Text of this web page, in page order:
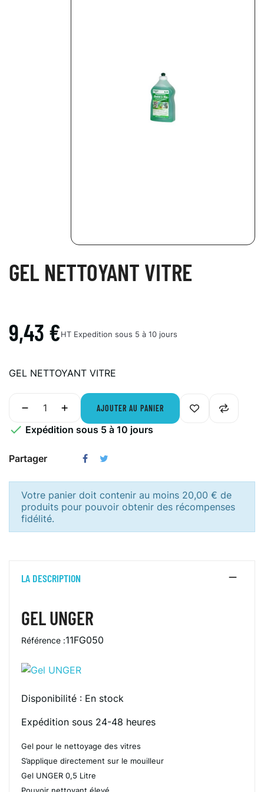
GEL NETTOYANT VITRE
9,43 €HT Expedition sous 5 à 10 jours
GEL NETTOYANT VITRE
AJOUTER AU PANIER
 Expédition sous 5 à 10 jours
Partager
Votre panier doit contenir au moins 20,00 € de
produits pour pouvoir obtenir des récompenses
fidélité.
LA DESCRIPTION
GEL UNGER
Référence :11FG050
Disponibilité : En stock
Expédition sous 24-48 heures
Gel pour le nettoyage des vitres
S’applique directement sur le mouilleur
Gel UNGER 0,5 Litre
Pouvoir nettoyant élevé